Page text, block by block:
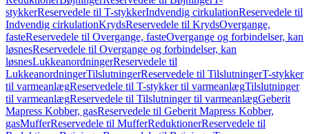
stykkerReservedele til T-stykkerIndvendig cirkulationReservedele til
Indvendig cirkulationKrydsReservedele til KrydsOvergange,
fasteReservedele til Overgange, fasteOvergange og forbindelser, kan
løsnesReservedele til Overgange og forbindelser, kan
løsnesLukkeanordningerReservedele til
LukkeanordningerTilslutningerReservedele til TilslutningerT-stykker
til varmeanlægReservedele til T-stykker til varmeanlægTilslutninger
til varmeanlægReservedele til Tilslutninger til varmeanlægGeberit
Mapress Kobber, gasReservedele til Geberit Mapress Kobber,
gasMufferReservedele til MufferReduktionerReservedele til